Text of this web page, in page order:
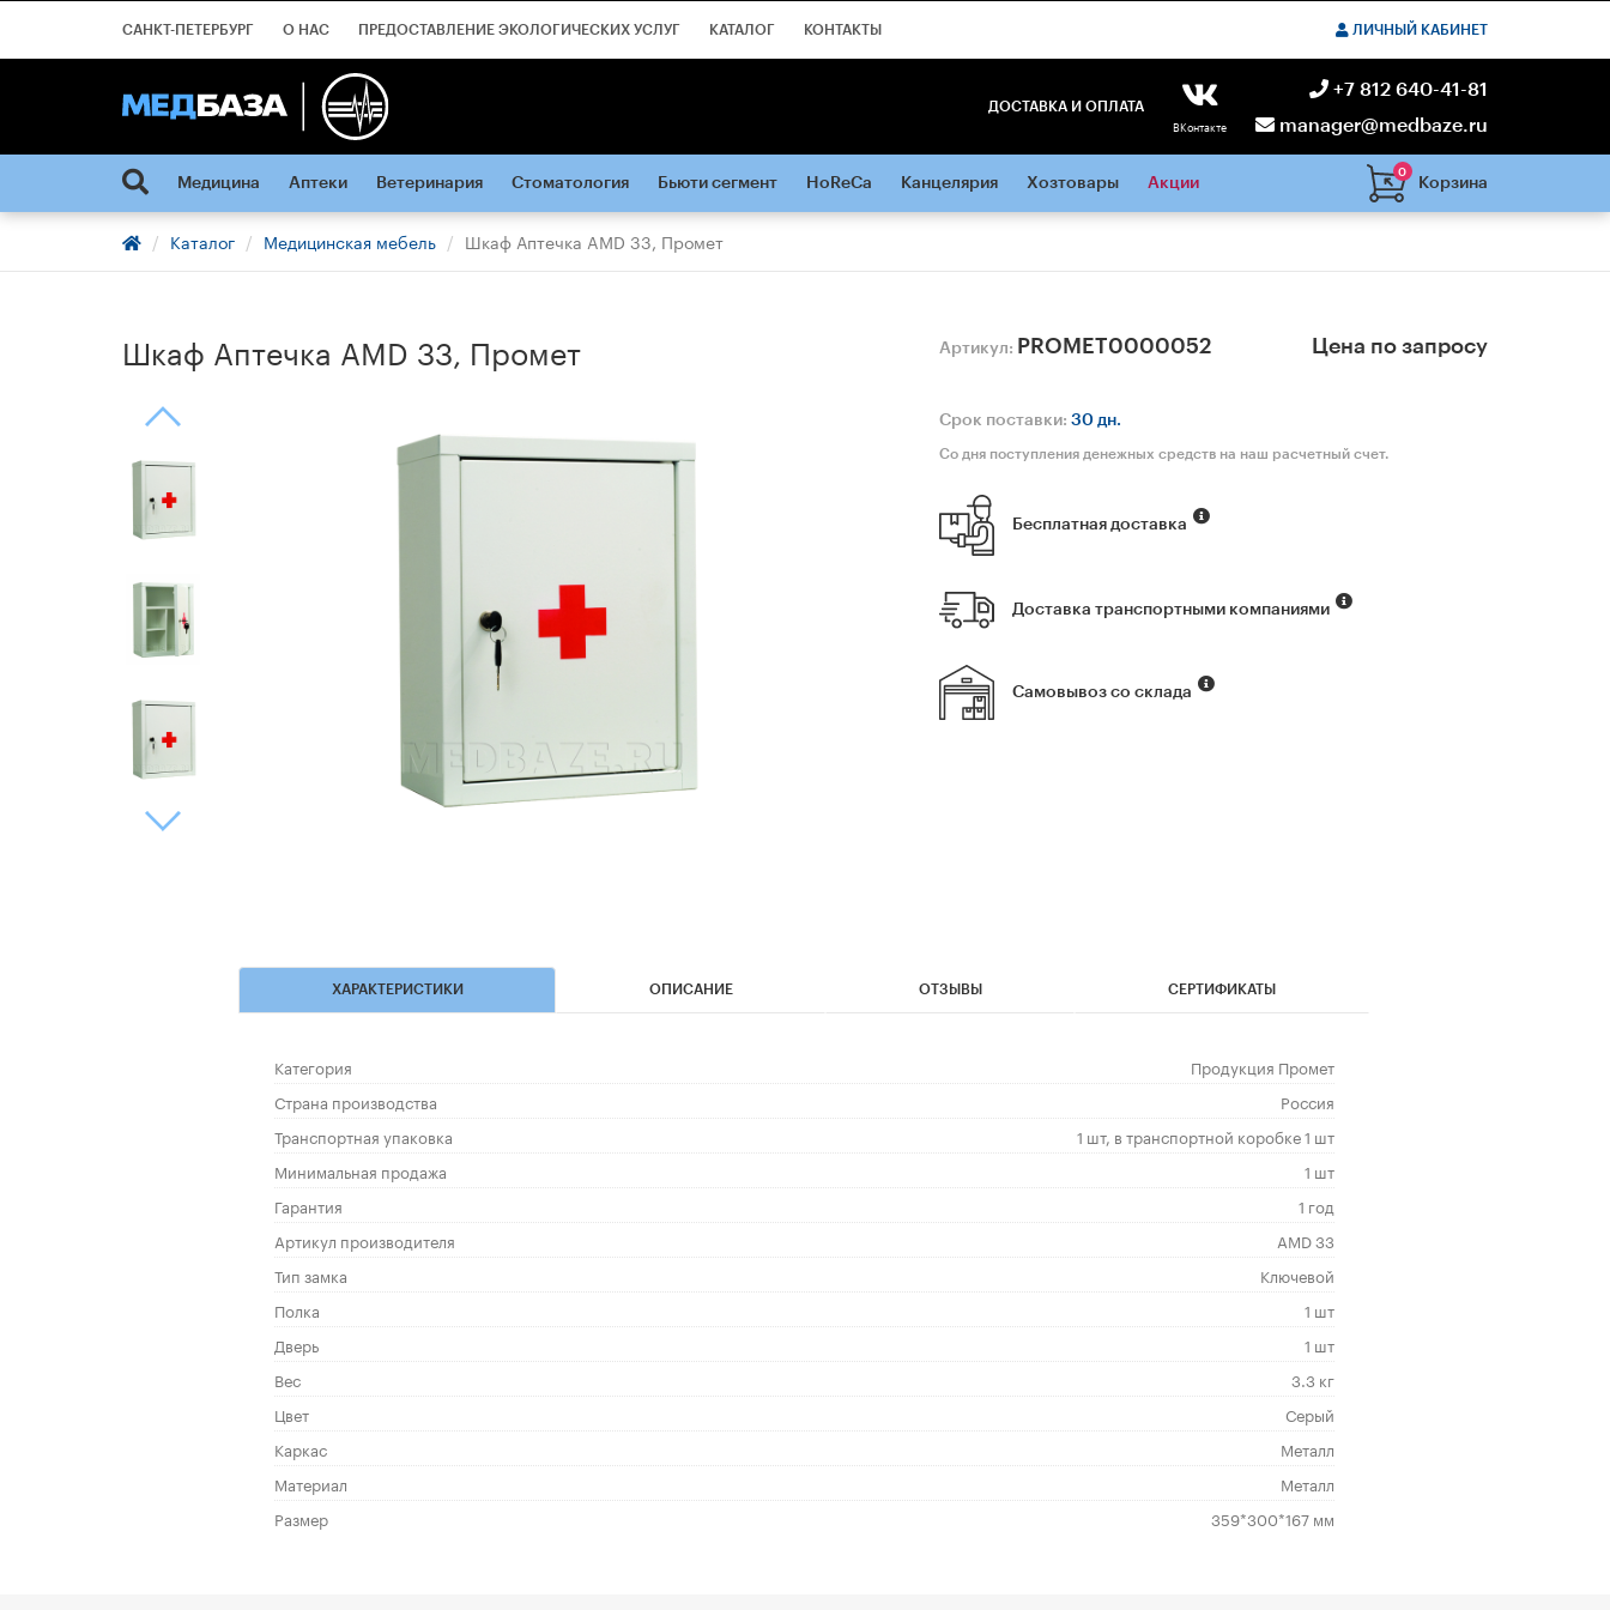
САНКТ-ПЕТЕРБУРГ О НАС ПРЕДОСТАВЛЕНИЕ ЭКОЛОГИЧЕСКИХ УСЛУГ КАТАЛОГ КОНТАКТЫ ЛИЧНЫЙ КАБИНЕТ
ДОСТАВКА И ОПЛАТА
ВКонтакте
+7 812 640-41-81
manager@medbaze.ru
0
Корзина
Медицина Аптеки Ветеринария Стоматология Бьюти сегмент HoReCa Канцелярия Хозтовары Акции
Каталог Медицинская мебель Шкаф Аптечка AMD 33, Промет
Шкаф Аптечка AMD 33, Промет Артикул: PROMET0000052 Цена по запросу
Срок поставки:30 дн.
Со дня поступления денежных средств на наш расчетный счет.
Бесплатная доставка
Доставка транспортными компаниями
Самовывоз со склада
ХАРАКТЕРИСТИКИ ОПИСАНИЕ ОТЗЫВЫ СЕРТИФИКАТЫ
Категория
Продукция Промет
Страна производства
Россия
Транспортная упаковка
1 шт, в транспортной коробке 1 шт
Минимальная продажа
1 шт
Гарантия
1 год
Артикул производителя
AMD 33
Тип замка
Ключевой
Полка
1 шт
Дверь
1 шт
Вес
3.3 кг
Цвет
Серый
Каркас
Металл
Материал
Металл
Размер
359*300*167 мм